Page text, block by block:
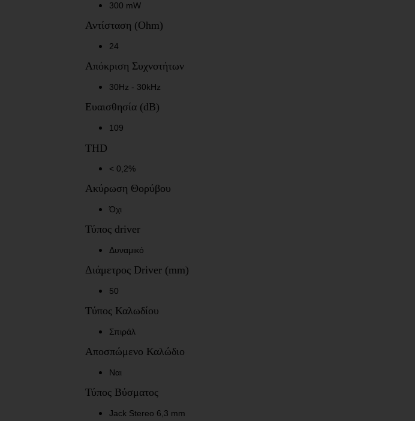
300 mW
Αντίσταση (Ohm)
24
Απόκριση Συχνοτήτων
30Hz - 30kHz
Ευαισθησία (dB)
109
THD
< 0,2%
Ακύρωση Θορύβου
Όχι
Τύπος driver
Δυναμικό
Διάμετρος Driver (mm)
50
Tύπος Καλωδίου
Σπιράλ
Αποσπώμενο Καλώδιο
Ναι
Τύπος Βύσματος
Jack Stereo 6,3 mm